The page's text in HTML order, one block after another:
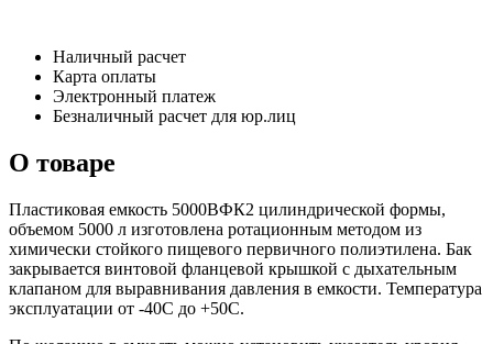
Наличный расчет
Карта оплаты
Электронный платеж
Безналичный расчет для юр.лиц
О товаре
Пластиковая емкость 5000ВФК2 цилиндрической формы,
объемом 5000 л изготовлена ротационным методом из
химически стойкого пищевого первичного полиэтилена. Бак
закрывается винтовой фланцевой крышкой с дыхательным
клапаном для выравнивания давления в емкости. Температура
эксплуатации от -40С до +50С.